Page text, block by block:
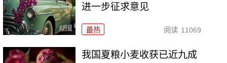
进一步征求意见
最热 阅读 11069
我国夏粮小麦收获已近九成